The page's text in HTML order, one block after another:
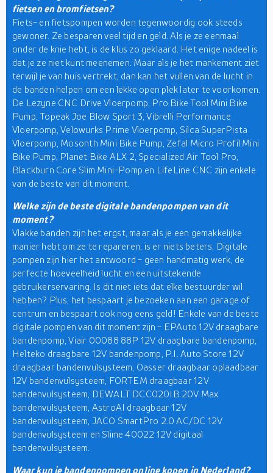
fietsen en bromfietsen?
Fiets- en fietspompen worden tegenwoordig ook steeds
gewoner. Ze besparen veel tijd en geld. Als je ze eenmaal
onder de knie hebt, is de klus zo geklaard. Het enige nadeel is
dat je ze niet kunt meenemen. Maar als je het mankement ziet
terwijl je van huis vertrekt, dan kan het vullen van de lucht in
de banden helpen om een lekke open plek later te voorkomen.
De Lezyne CNC Drive Vloerpomp, Pro Bike Tool Mini Bike
Pump, Topeak Joe Blow Sport 3, Vibrelli Performance
Vloerpomp, Velowurks Prime Vloerpomp, Silca SuperPista
Vloerpomp, Mosonth Mini Bike Pump, Zefal Micro Profil Mini
Bike Pump, Planet Bike ALX 2, Specialized Air Tool Pro,
Blackburn Core Slim Mini-Pomp en LifeLine CNC zijn enkele
van de beste van dit moment.
Welke zijn de beste digitale bandenpompen van dit
moment?
Vlakke banden zijn het ergst, maar als je een gemakkelijke
manier hebt om ze te repareren, is er niets beters. Digitale
pompen zijn hier het antwoord - geen handmatig werk, de
perfecte hoeveelheid lucht en een uitstekende
gebruikerservaring. Is dit niet iets dat elke bestuurder wil
hebben? Plus, het bespaart je bezoeken aan een garage of
centrum en bespaart ook nog eens geld! Enkele van de beste
digitale pompen van dit moment zijn - EPAuto 12V draagbare
bandenpomp, Viair 00088 88P 12V draagbare bandenpomp,
Helteko draagbare 12V bandenpomp, P.I. Auto Store 12V
draagbaar bandenvulsysteem, Oasser draagbaar oplaadbaar
12V bandenvulsysteem, FORTEM draagbaar 12V
bandenvulsysteem, DEWALT DCC020IB 20V Max
bandenvulsysteem, AstroAI draagbaar 12V
bandenvulsysteem, JACO SmartPro 2.0 AC/DC 12V
bandenvulsysteem en Slime 40022 12V digitaal
bandenvulsysteem.
Waar kun je bandenpompen online kopen in Nederland?